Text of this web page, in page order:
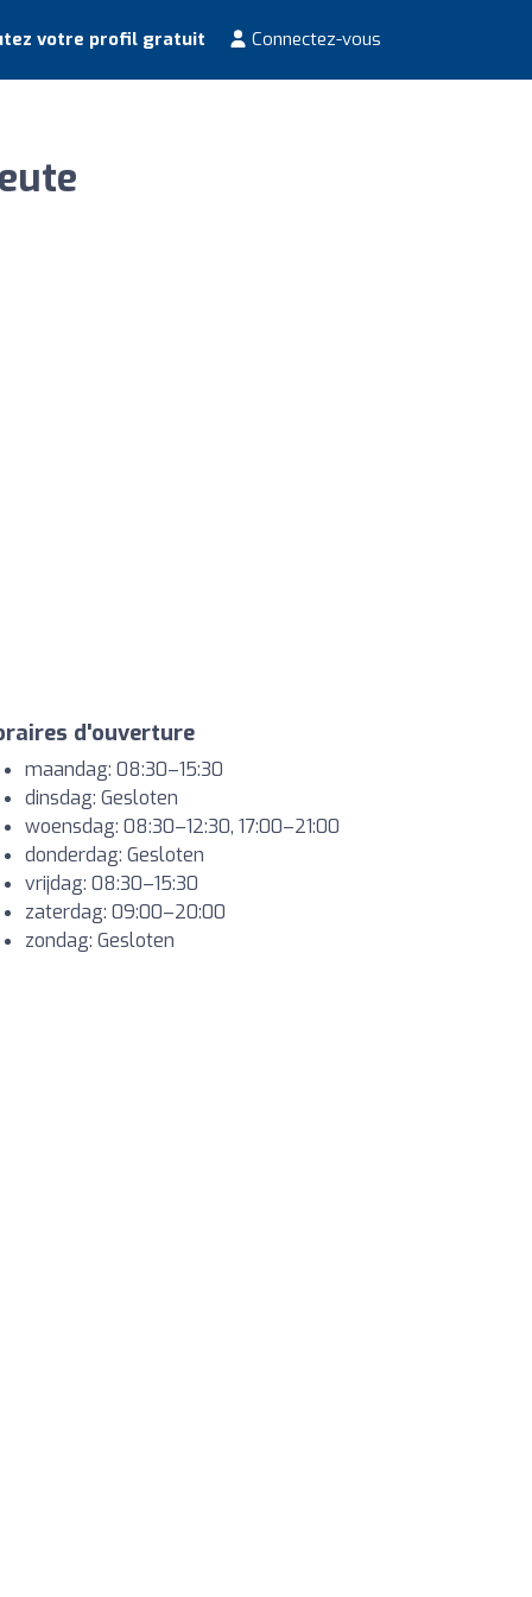
votre profil gratuit Connectez-vous
d'ouverture
maandag: 08:30–15:30
dinsdag: Gesloten
woensdag: 08:30–12:30, 17:00–21:00
donderdag: Gesloten
vrijdag: 08:30–15:30
zaterdag: 09:00–20:00
zondag: Gesloten